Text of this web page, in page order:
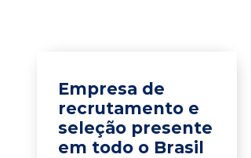
Empresa de
recrutamento e
seleção presente
em todo o Brasil